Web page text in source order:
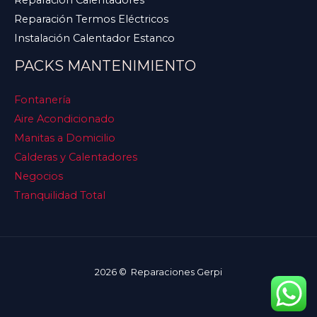
Reparación Termos Eléctricos
Instalación Calentador Estanco
PACKS MANTENIMIENTO
Fontanería
Aire Acondicionado
Manitas a Domicilio
Calderas y Calentadores
Negocios
Tranquilidad Total
2026 © Reparaciones Gerpi